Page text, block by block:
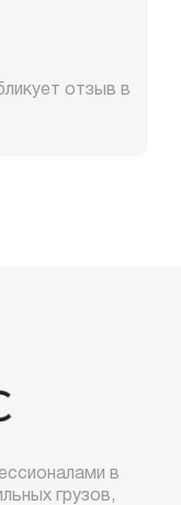
отзыв в
в
грузов,